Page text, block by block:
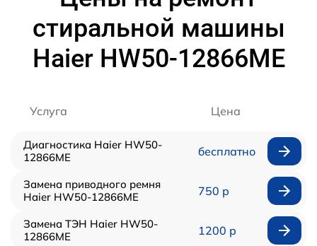
стиральной машины
Haier HW50-12866ME
Услуга Цена
Диагностика Haier HW50-
12866ME
бесплатно
Замена приводного ремня
Haier HW50-12866ME
750 р
Замена ТЭН Haier HW50-
12866ME
1200 р